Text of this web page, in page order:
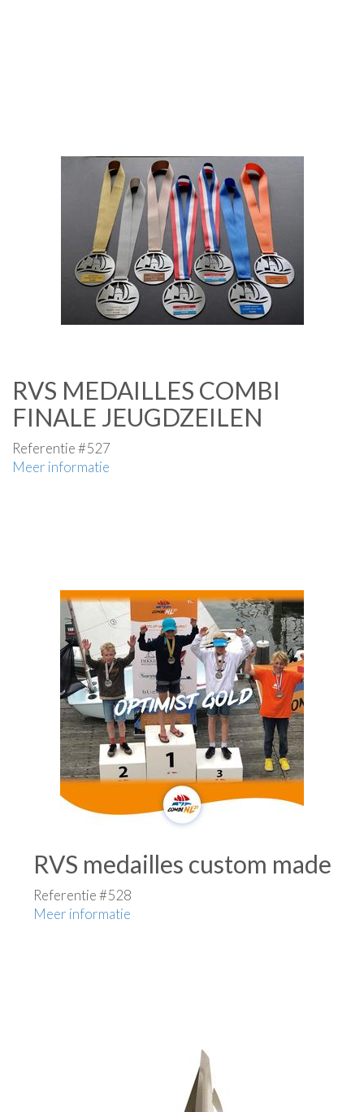
RVS MEDAILLES COMBI
FINALE JEUGDZEILEN
Referentie #527
Meer informatie
RVS medailles custom made
Referentie #528
Meer informatie